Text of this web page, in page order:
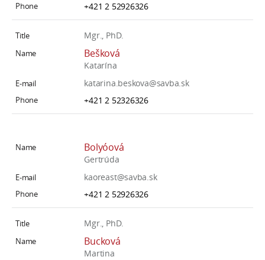
+421 2 52926326
Mgr., PhD.
Bešková
Katarína
katarina.beskova@savba.sk
+421 2 52326326
Bolyóová
Gertrúda
kaoreast@savba.sk
+421 2 52926326
Mgr., PhD.
Bucková
Martina